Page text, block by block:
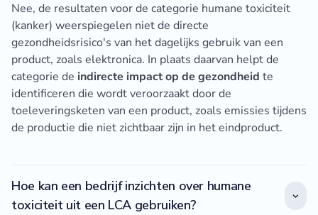
Nee, de resultaten voor de categorie humane toxiciteit
(kanker) weerspiegelen niet de directe
gezondheidsrisico's van het dagelijks gebruik van een
product, zoals elektronica. In plaats daarvan helpt de
categorie de indirecte impact op de gezondheid te
identificeren die wordt veroorzaakt door de
toeleveringsketen van een product, zoals emissies tijdens
de productie die niet zichtbaar zijn in het eindproduct.
Hoe kan een bedrijf inzichten over humane
toxiciteit uit een LCA gebruiken?